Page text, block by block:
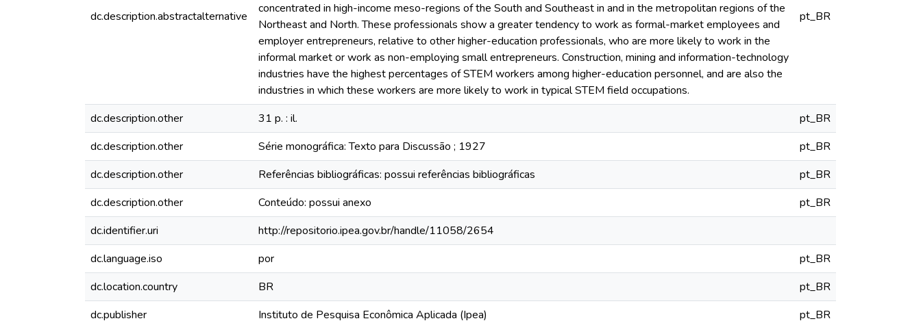
dc.description.abstractalternative
concentrated in high-income meso-regions of the South and Southeast in and in the metropolitan regions of the
Northeast and North. These professionals show a greater tendency to work as formal-market employees and
employer entrepreneurs, relative to other higher-education professionals, who are more likely to work in the
informal market or work as non-employing small entrepreneurs. Construction, mining and information-technology
industries have the highest percentages of STEM workers among higher-education personnel, and are also the
industries in which these workers are more likely to work in typical STEM field occupations.
pt_BR
dc.description.other 31 p. : il.
pt_BR
dc.description.other
Série monográfica: Texto para Discussão ; 1927
pt_BR
dc.description.other
Referências bibliográficas: possui referências bibliográficas
pt_BR
dc.description.other
Conteúdo: possui anexo
pt_BR
dc.identifier.uri
http://repositorio.ipea.gov.br/handle/11058/2654
dc.language.iso
por
pt_BR
dc.location.country
BR
pt_BR
dc.publisher
Instituto de Pesquisa Econômica Aplicada (Ipea)
pt_BR